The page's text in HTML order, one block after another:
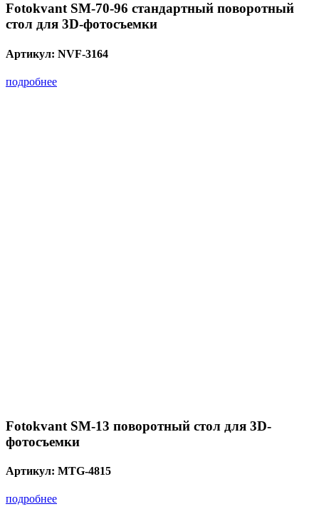
Fotokvant SM-70-96 стандартный поворотный
стол для 3D-фотосъемки
Артикул: NVF-3164
подробнее
Fotokvant SM-13 поворотный стол для 3D-
фотосъемки
Артикул: MTG-4815
подробнее